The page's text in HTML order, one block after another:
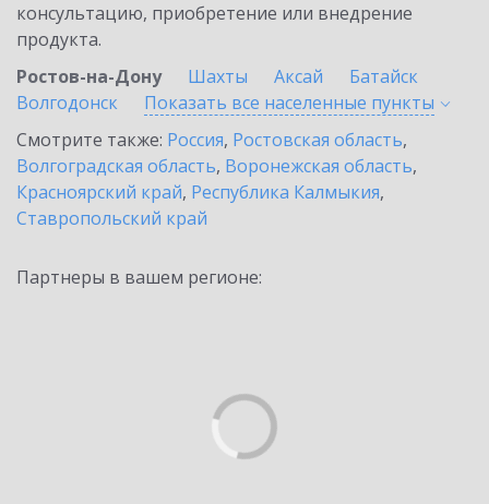
консультацию, приобретение или внедрение
продукта.
Ростов-на-Дону
Шахты Аксай
Батайск
Волгодонск
Показать все населенные пункты
Смотрите также: Россия, Ростовская область,
Волгоградская область, Воронежская область,
Красноярский край, Республика Калмыкия,
Ставропольский край
Партнеры в вашем регионе: